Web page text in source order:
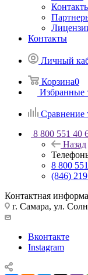
Контакты
Личный
Корзина0
Избранные
Сравнение
8 800 551 40
Назад
8 800
(846)
Контактная
г. Самара, ул.
Вконтакте
Instagram